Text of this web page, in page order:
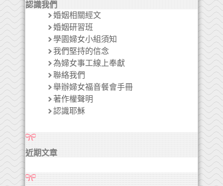
認識我們
婚姻相關經文
婚姻研習班
學園婦女小組須知
我們堅持的信念
為婦女事工線上奉獻
聯絡我們
舉辦婦女福音餐會手冊
著作權聲明
認識耶穌
近期文章